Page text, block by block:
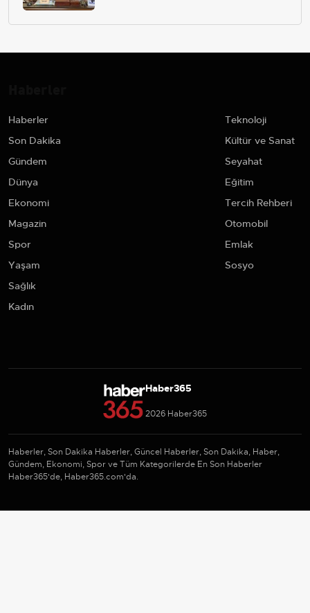
Haberler
Son Dakika
Gündem
Dünya
Ekonomi
Magazin
Spor
Yaşam
Sağlık
Kadın
Teknoloji
Kültür ve Sanat
Seyahat
Eğitim
Tercih Rehberi
Otomobil
Emlak
Sosyo
Haber365
2026 Haber365
Haberler, Son Dakika Haberler, Güncel Haberler, Son Dakika, Haber,
Gündem, Ekonomi, Spor ve Tüm Kategorilerde En Son Haberler
Haber365'de, Haber365.com'da.